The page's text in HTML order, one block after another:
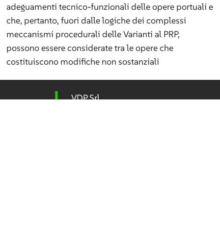
adeguamenti tecnico-funzionali delle opere portuali e
che, pertanto, fuori dalle logiche dei complessi
meccanismi procedurali delle Varianti al PRP,
possono essere considerate tra le opere che
costituiscono modifiche non sostanziali
VDP Srl